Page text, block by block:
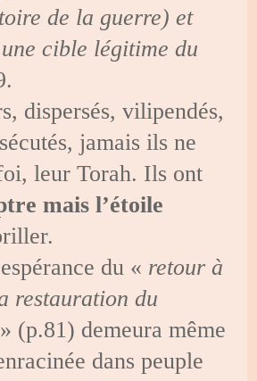
de la guerre) et
cible légitime du
dispersés, vilipendés,
jamais ils ne
leur Torah. Ils ont
mais l’étoile
du « retour à
restauration du
(p.81) demeura même
dans peuple